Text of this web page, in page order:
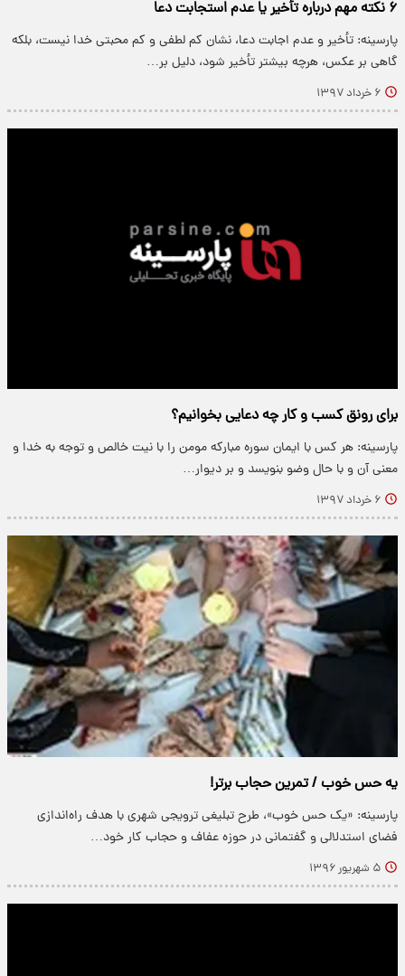
۶ نکته مهم درباره تأخیر یا عدم استجابت دعا
پارسینه: تأخیر و عدم اجابت دعا، نشان کم لطفی و کم محبتی خدا نیست، بلکه
گاهی بر عکس، هرچه بیشتر تأخیر شود، دلیل بر…
۶ خرداد ۱۳۹۷
برای رونق کسب و کار چه دعایی بخوانیم؟
پارسینه: هر کس با ایمان سوره مبارکه مومن را با نیت خالص و توجه به خدا و
معنی آن و با حال وضو بنویسد و بر دیوار…
۶ خرداد ۱۳۹۷
یه حس خوب / تمرین حجاب برتر!
پارسینه: «یک حس خوب»، طرح تبلیغی ترویجی شهری با هدف راه‌اندازی
فضای استدلالی و گفتمانی در حوزه عفاف و حجاب کار خود…
۵ شهریور ۱۳۹۶